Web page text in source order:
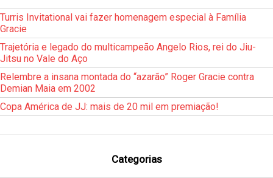
Turris Invitational vai fazer homenagem especial à Família
Gracie
Trajetória e legado do multicampeão Angelo Rios, rei do Jiu-
Jitsu no Vale do Aço
Relembre a insana montada do “azarão” Roger Gracie contra
Demian Maia em 2002
Copa América de JJ: mais de 20 mil em premiação!
Categorias